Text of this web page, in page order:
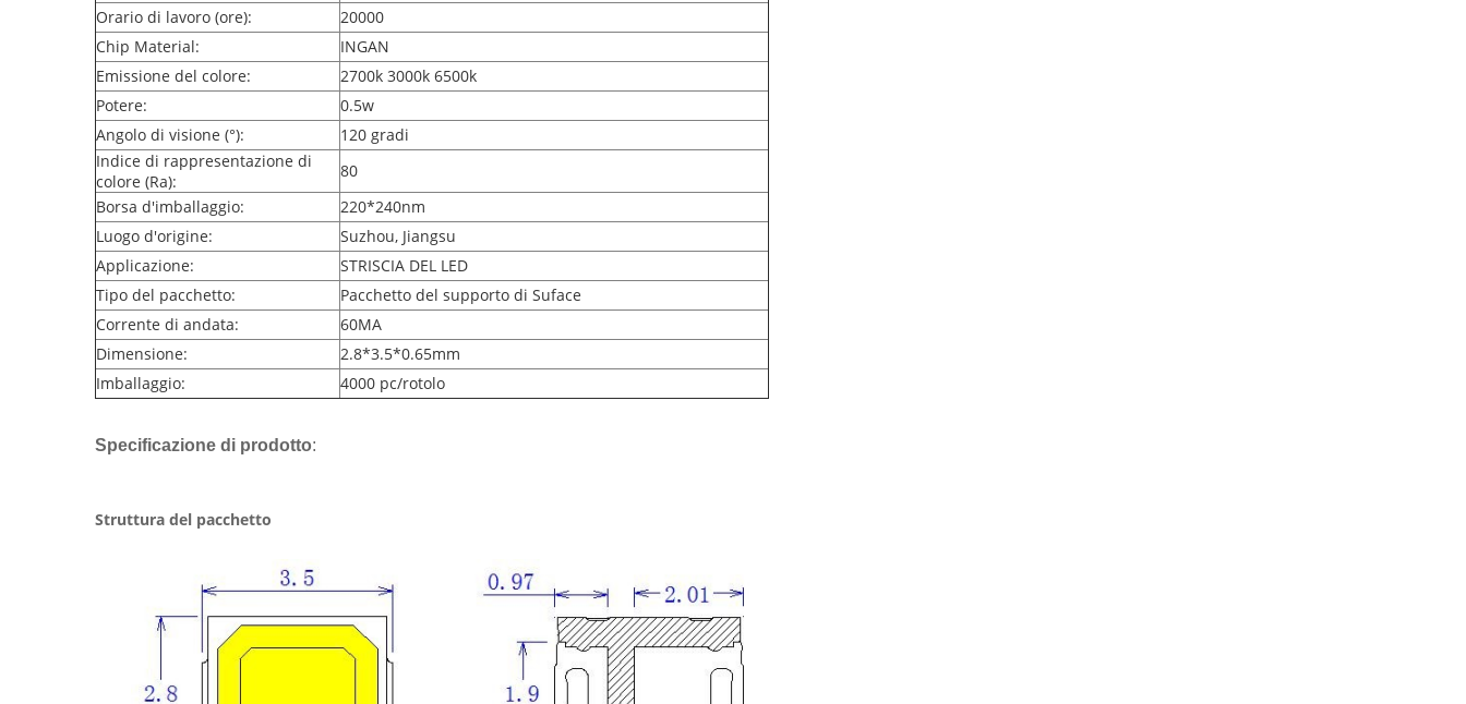
Orario di lavoro (ore):
20000
Chip Material:
INGAN
Emissione del colore:
2700k 3000k 6500k
Potere:
0.5w
Angolo di visione (°):
120 gradi
Indice di rappresentazione di
colore (Ra):
80
Borsa d'imballaggio:
220*240nm
Luogo d'origine:
Suzhou, Jiangsu
Applicazione:
STRISCIA DEL LED
Tipo del pacchetto:
Pacchetto del supporto di Suface
Corrente di andata:
60MA
Dimensione:
2.8*3.5*0.65mm
Imballaggio:
4000 pc/rotolo
Specificazione di prodotto:
Struttura del pacchetto